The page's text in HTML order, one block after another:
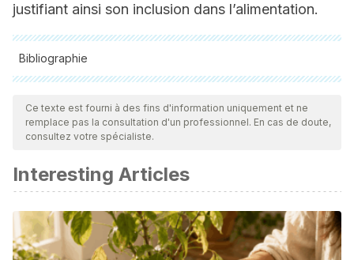
justifiant ainsi son inclusion dans l’alimentation.
Bibliographie
Toutes les sources citées ont été examinées en profondeur
par notre équipe pour garantir leur qualité, leur fiabilité, leur
actualité et leur validité. La bibliographie de cet article a été
ou scientifique
Espitia-Rangel, E. (ed.) Amaranto: ciencia y tecnología
(Libro Científico núm. 2). INIFAP/SINAREFI. México. 2012. p.
354. Disponible en:
Ce texte est fourni à des fins d'information uniquement et ne
remplace pas la consultation d'un professionnel. En cas de doute,
consultez votre spécialiste.
Interesting Articles